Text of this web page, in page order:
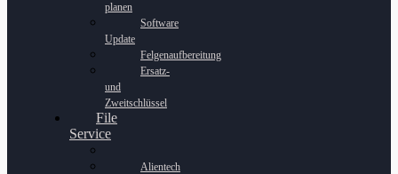
planen
Software
Update
Felgenaufbereitung
Ersatz-
und
Zweitschlüssel
File
Service
Alientech